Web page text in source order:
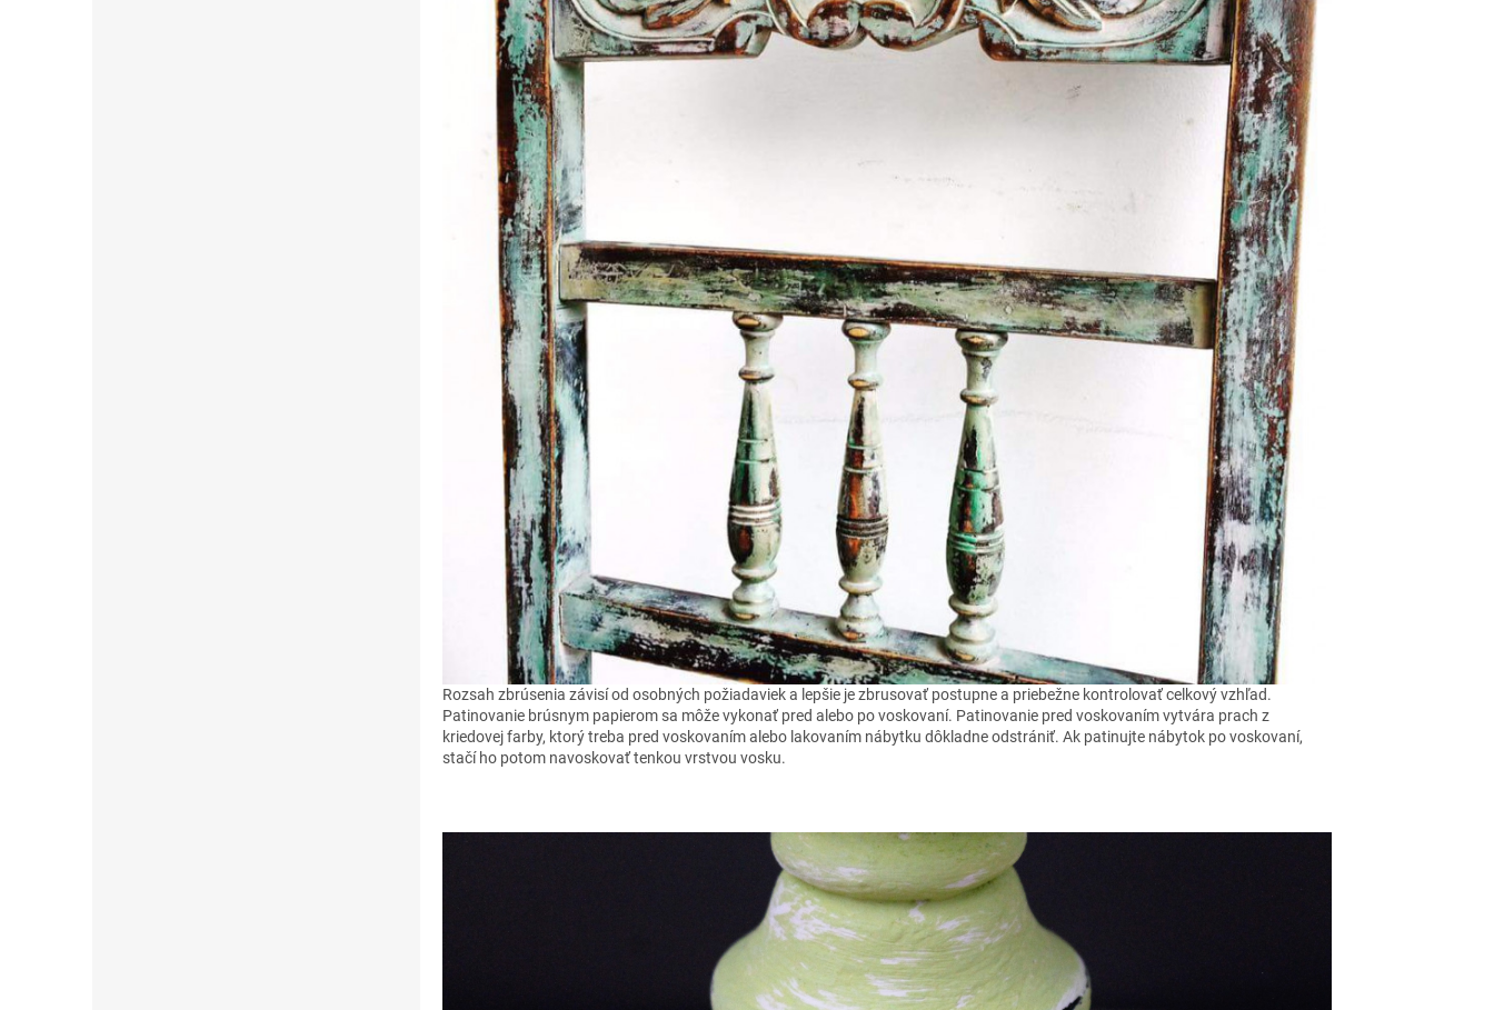
Rozsah zbrúsenia závisí od osobných požiadaviek a lepšie je zbrusovať postupne a priebežne kontrolovať celkový vzhľad.
Patinovanie brúsnym papierom sa môže vykonať pred alebo po voskovaní. Patinovanie pred voskovaním vytvára prach z
kriedovej farby, ktorý treba pred voskovaním alebo lakovaním nábytku dôkladne odstrániť. Ak patinujte nábytok po voskovaní,
stačí ho potom navoskovať tenkou vrstvou vosku.